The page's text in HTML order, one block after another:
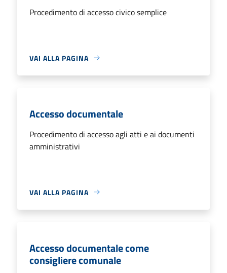
Procedimento di accesso civico semplice
VAI ALLA PAGINA
Accesso documentale
Procedimento di accesso agli atti e ai documenti
amministrativi
VAI ALLA PAGINA
Accesso documentale come
consigliere comunale